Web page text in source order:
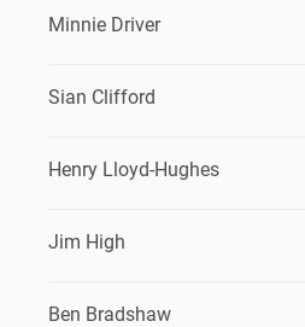
Minnie Driver
Sian Clifford
Henry Lloyd-Hughes
Jim High
Ben Bradshaw